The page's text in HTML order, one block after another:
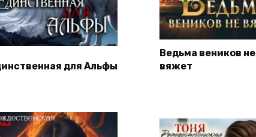
для Альфы
Ведьма веников не
вяжет